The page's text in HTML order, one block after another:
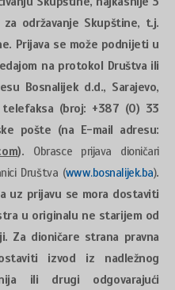
održavanje Skupštine, t.j.
Prijava se može podnijeti u
na protokol Društva ili
Bosnalijek d.d., Sarajevo,
(broj: +387 (0) 33
pošte (na E-mail adresu:
). Obrasce prijava dioničari
Društva (www.bosnalijek.ba).
uz prijavu se mora dostaviti
u originalu ne starijem od
Za dioničare strana pravna
izvod iz nadležnog
ili drugi odgovarajući